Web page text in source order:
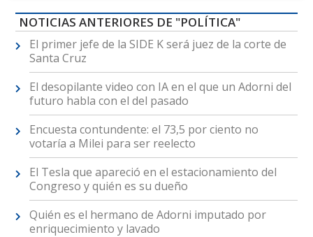
NOTICIAS ANTERIORES DE "POLÍTICA"
El primer jefe de la SIDE K será juez de la corte de
Santa Cruz
El desopilante video con IA en el que un Adorni del
futuro habla con el del pasado
Encuesta contundente: el 73,5 por ciento no
votaría a Milei para ser reelecto
El Tesla que apareció en el estacionamiento del
Congreso y quién es su dueño
Quién es el hermano de Adorni imputado por
enriquecimiento y lavado